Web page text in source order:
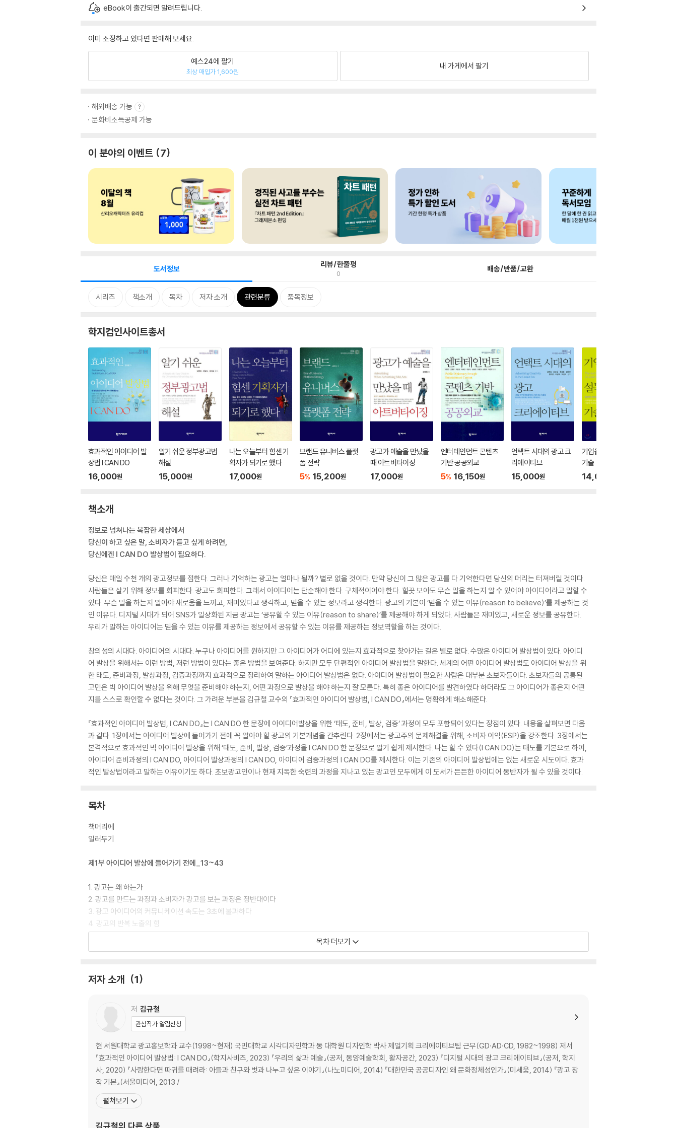
eBook이 출간되면 알려드립니다.
이미 소장하고 있다면 판매해 보세요.
예스24에 팔기
최상 매입가 1,600원
내 가게에서 팔기
해외배송 가능
문화비소득공제 가능
이 분야의 이벤트 7
도서정보 리뷰/한줄평
0 배송/반품/교환
시리즈 책소개 목차 저자 소개 관련분류 품목정보
학지컴인사이트총서
효과적인 아이디어 발
상법 I CAN DO
16,000원
알기 쉬운 정부광고법
해설
15,000원
나는 오늘부터 힘센 기
획자가 되기로 했다
17,000원
브랜드 유니버스 플랫
폼 전략
5% 15,200원
광고가 예술을 만났을
때 아트버타이징
17,000원
엔터테인먼트 콘텐츠
기반 공공외교
5% 16,150원
언택트 시대의 광고 크
리에이티브
15,000원
기업을 살리는 설득의
기술
14,000
책소개
정보로 넘쳐나는 복잡한 세상에서
당신이 하고 싶은 말, 소비자가 듣고 싶게 하려면,
당신에겐 I CAN DO 발상법이 필요하다.
당신은 매일 수천 개의 광고정보를 접한다. 그러나 기억하는 광고는 얼마나 될까? 별로 없을 것이다. 만약 당신이 그 많은 광고를 다 기억한다면 당신의 머리는 터져버릴 것이다.
사람들은 살기 위해 정보를 회피한다. 광고도 회피한다. 그래서 아이디어는 단순해야 한다. 구체적이어야 한다. 힐끗 보아도 무슨 말을 하는지 알 수 있어야 아이디어라고 말할 수
있다. 무슨 말을 하는지 알아야 새로움을 느끼고, 재미있다고 생각하고, 믿을 수 있는 정보라고 생각한다. 광고의 기본이 ‘믿을 수 있는 이유(reason to believe)’를 제공하는 것
인 이유다. 디지털 시대가 되어 SNS가 일상화된 지금 광고는 ‘공유할 수 있는 이유(reason to share)’를 제공해야 하게 되었다. 사람들은 재미있고, 새로운 정보를 공유한다.
우리가 말하는 아이디어는 믿을 수 있는 이유를 제공하는 정보에서 공유할 수 있는 이유를 제공하는 정보역할을 하는 것이다.
창의성의 시대다. 아이디어의 시대다. 누구나 아이디어를 원하지만 그 아이디어가 어디에 있는지 효과적으로 찾아가는 길은 별로 없다. 수많은 아이디어 발상법이 있다. 아이디
어 발상을 위해서는 이런 방법, 저런 방법이 있다는 좋은 방법을 보여준다. 하지만 모두 단편적인 아이디어 발상법을 말한다. 세계의 어떤 아이디어 발상법도 아이디어 발상을 위
한 태도, 준비과정, 발상과정, 검증과정까지 효과적으로 정리하여 말하는 아이디어 발상법은 없다. 아이디어 발상법이 필요한 사람은 대부분 초보자들이다. 초보자들의 공통된
고민은 빅 아이디어 발상을 위해 무엇을 준비해야 하는지, 어떤 과정으로 발상을 해야 하는지 잘 모른다. 특히 좋은 아이디어를 발견하였다 하더라도 그 아이디어가 좋은지 어떤
지를 스스로 확인할 수 없다는 것이다. 그 가려운 부분을 김규철 교수의 『효과적인 아이디어 발상법, I CAN DO』에서는 명확하게 해소해준다.
『효과적인 아이디어 발상법, I CAN DO』는 I CAN DO 한 문장에 아이디어발상을 위한 ‘태도, 준비, 발상, 검증’ 과정이 모두 포함되어 있다는 장점이 있다. 내용을 살펴보면 다음
과 같다. 1장에서는 아이디어 발상에 들어가기 전에 꼭 알아야 할 광고의 기본개념을 간추린다. 2장에서는 광고주의 문제해결을 위해, 소비자 이익(ESP)을 강조한다. 3장에서는
본격적으로 효과적인 빅 아이디어 발상을 위해 ‘태도, 준비, 발상, 검증’과정을 I CAN DO 한 문장으로 알기 쉽게 제시한다. 나는 할 수 있다(I CAN DO)는 태도를 기본으로 하여,
아이디어 준비과정의 I CAN DO, 아이디어 발상과정의 I CAN DO, 아이디어 검증과정의 I CAN DO를 제시한다. 이는 기존의 아이디어 발상법에는 없는 새로운 시도이다. 효과
적인 발상법이라고 말하는 이유이기도 하다. 초보광고인이나 현재 지독한 숙련의 과정을 지나고 있는 광고인 모두에게 이 도서가 든든한 아이디어 동반자가 될 수 있을 것이다.
목차
책머리에
일러두기
제1부 아이디어 발상에 들어가기 전에_13~43
1. 광고는 왜 하는가
2. 광고를 만드는 과정과 소비자가 광고를 보는 과정은 정반대이다
3. 광고 아이디어의 커뮤니케이션 속도는 3초에 불과하다
4. 광고의 반복 노출의 힘
5. 빅 아이디어는 광고비용을 줄여 준다
9. 아무도 광고를 눈여겨보지 않는다
11. 어떤 유형의 헤드라인이 효과적인가
12. 카피와 비주얼의 행복한 결혼
13. 사족 하나
14. 사족 둘
제2부 광고주의 문제해결_47~63
1. 좋은 광고란
2. 좋은 광고표현의 조건 5가지
목차 더보기
저자 소개 1
저 김규철
관심작가 알림신청
현 서원대학교 광고홍보학과 교수(1998~현재) 국민대학교 시각디자인학과 동 대학원 디자인학 박사 제일기획 크리에이티브팀 근무(GD·AD·CD, 1982~1998) 저서
『효과적인 아이디어 발상법: I CAN DO』(학지사비즈, 2023) 『우리의 삶과 예술』(공저, 동양예술학회, 활자공간, 2023) 『디지털 시대의 광고 크리에이티브』(공저, 학지
사, 2020) 『사랑한다면 따귀를 때려라: 아들과 친구와 벗과 나누고 싶은 이야기』(나노미디어, 2014) 『대한민국 공공디자인 왜 문화정체성인가』(미세움, 2014) 『광고 창
작 기본』(서울미디어, 2013 /
펼쳐보기
김규철의 다른 상품